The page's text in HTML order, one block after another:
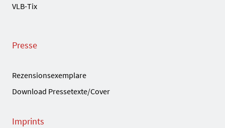
VLB-Tix
Presse
Rezensionsexemplare
Download Pressetexte/Cover
Imprints